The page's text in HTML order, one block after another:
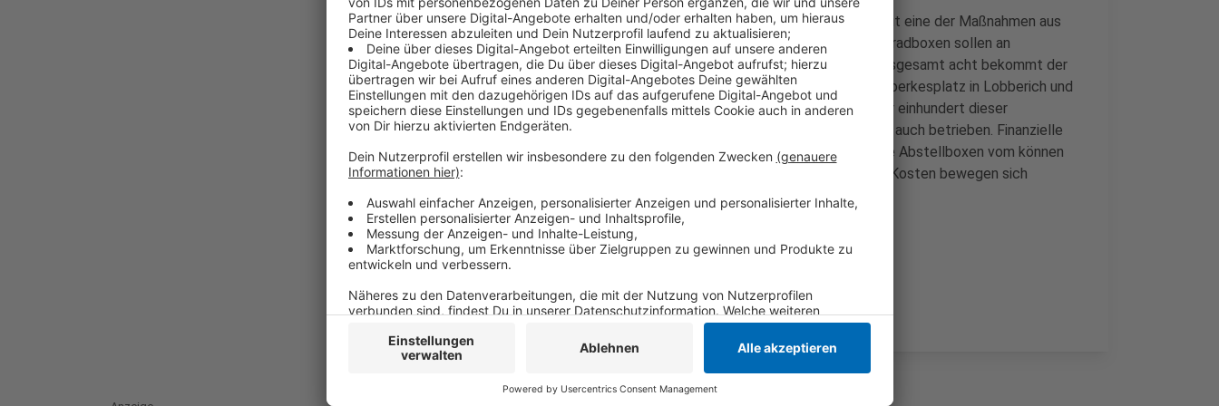
Das hat die Stadt Nettetal jetzt bekanntgegeben. Sie setzt damit eine der Maßnahmen aus
dem Radverkehrskonzept des Kreises Viersen um. Die neuen Fahrradboxen sollen an
insgesamt drei Standorten in Nettetal aufgestellt werden. Mit insgesamt acht bekommt der
Breyeller Bahnhof die meisten Boxen. Jeweils fünf sind für den Doerkesplatz in Lobberich und
den Markt in Kaldenkirchen geplant. Bislang gibt es kreisweit über einhundert dieser
Fahrradboxen. Sie gehören dem Kreis Viersen und werden von ihm auch betrieben. Finanzielle
Unterstützung dabei gibt es vom Verkehrsverbund Rhein-Ruhr. Die Abstellboxen vom können
online über die Seite dein-radschloss.de angemietet werden. Die Kosten bewegen sich
zwischen einem und etwa 90 Euro.
Anzeige